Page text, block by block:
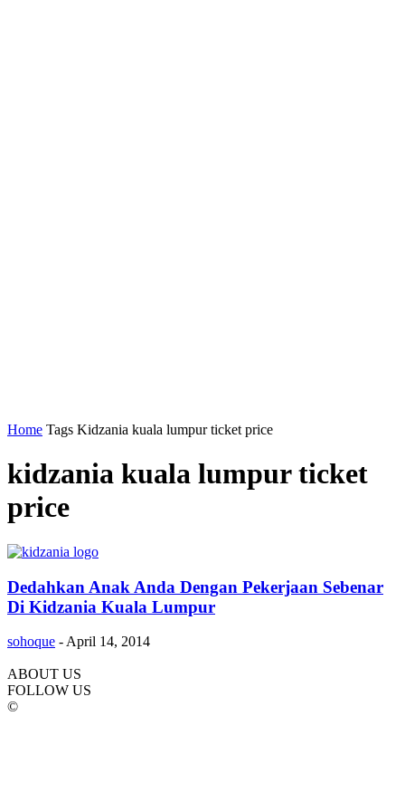
Home Tags Kidzania kuala lumpur ticket price
kidzania kuala lumpur ticket
price
Dedahkan Anak Anda Dengan Pekerjaan Sebenar
Di Kidzania Kuala Lumpur
sohoque - April 14, 2014
ABOUT US
FOLLOW US
©